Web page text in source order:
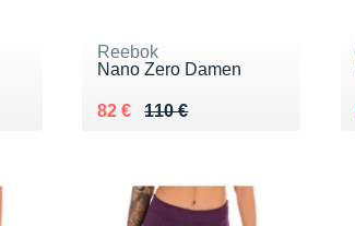
Reebok
Nano Zero Damen
110 €
Au lieu de 110 €
82 €
Vendu 82 €